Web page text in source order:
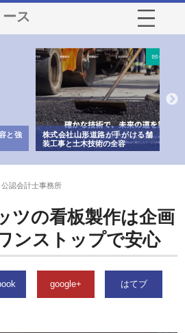
ス
る舗
ホクシン設備株式会社が手がけ
る給排水空調消火設備工事の実
績と強み
公認会計士事務所
ツの看板製作は企画
ンストップで安心
google+ はてブ